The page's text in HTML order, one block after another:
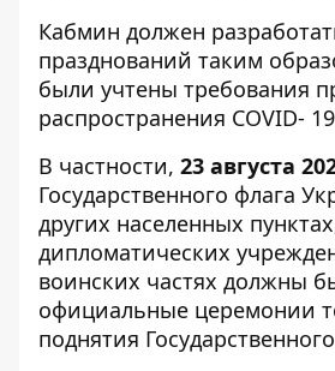
Кабмин должен
празднований таким
были учтены требования
распространения COVID-
В частности, 23 августа
Государственного флага
других населенных
дипломатических
воинских частях должны
официальные церемонии
поднятия